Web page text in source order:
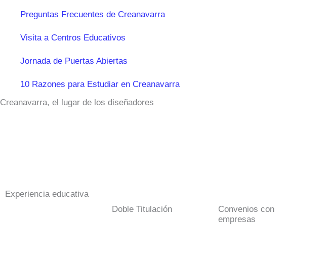
Preguntas Frecuentes de Creanavarra
Visita a Centros Educativos
Jornada de Puertas Abiertas
10 Razones para Estudiar en Creanavarra
Creanavarra, el lugar de los diseñadores
Experiencia educativa
Doble Titulación
Convenios con
empresas